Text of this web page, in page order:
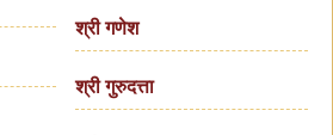
श्री गणेश
श्री गुरुदत्ता